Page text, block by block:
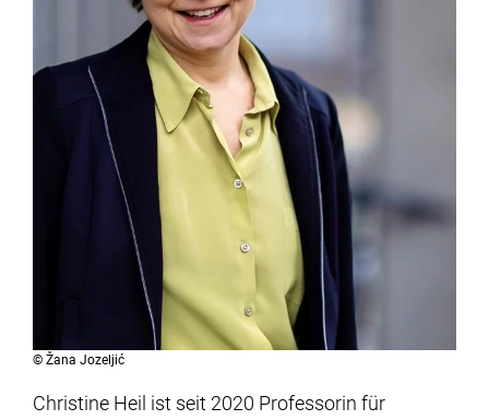
© Žana Jozeljić
Christine Heil ist seit 2020 Professorin für